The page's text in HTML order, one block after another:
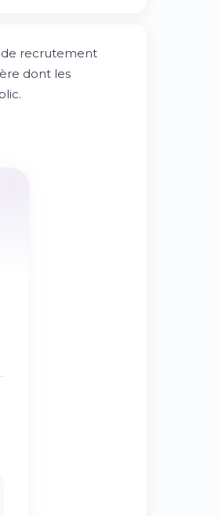
recrutement
dont les